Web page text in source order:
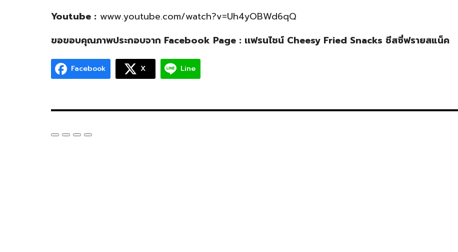
Youtube : www.youtube.com/watch?v=Uh4yOBWd6qQ
ขอขอบคุณภาพประกอบจาก Facebook Page : เเฟรนไชน์ Cheesy Fried Snacks ชีสซี่ฟรายสแน็ค
Facebook X Line